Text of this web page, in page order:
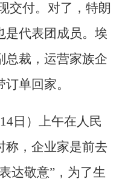
交付。对了，特朗
是代表团成员。埃
总裁，运营家族企
单回家。
日）上午在人民
称，企业家是前去
达敬意”，为了生